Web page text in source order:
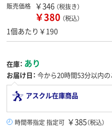
販売価格 ￥346 （税抜き）
￥380 （税込）
1個あたり￥190
在庫： あり
お届け日： 今から20時間53分以内の
アスクル在庫商品
時間帯指定 指定可 ￥385（税込）